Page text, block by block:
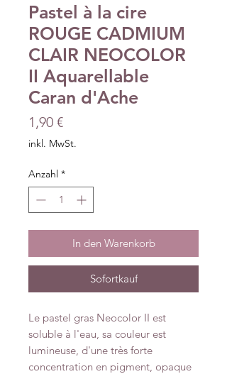
Pastel à la cire
ROUGE CADMIUM
CLAIR NEOCOLOR
II Aquarellable
Caran d'Ache
1,90 €Preis
inkl. MwSt.
Anzahl *
In den Warenkorb
Sofortkauf
Le pastel gras Neocolor II est
soluble à l'eau, sa couleur est
lumineuse, d'une très forte
concentration en pigment, opaque